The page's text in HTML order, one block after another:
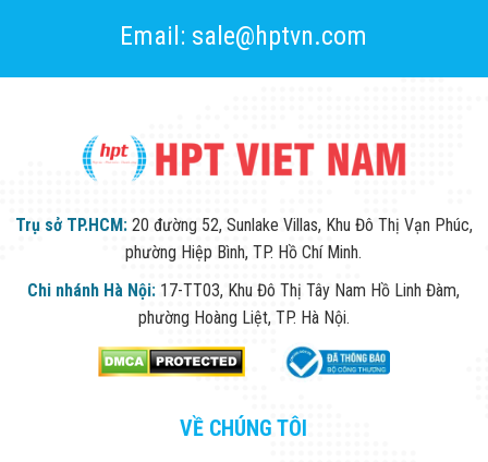
Email: sale@hptvn.com
Trụ sở TP.HCM: 20 đường 52, Sunlake Villas, Khu Đô Thị Vạn Phúc,
phường Hiệp Bình, TP. Hồ Chí Minh.
Chi nhánh Hà Nội: 17-TT03, Khu Đô Thị Tây Nam Hồ Linh Đàm,
phường Hoàng Liệt, TP. Hà Nội.
VỀ CHÚNG TÔI